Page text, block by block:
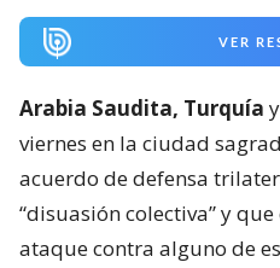
VER
Arabia Saudita, Turquía y
viernes en la ciudad
acuerdo de defensa
“disuasión colectiva” y
ataque contra alguno de